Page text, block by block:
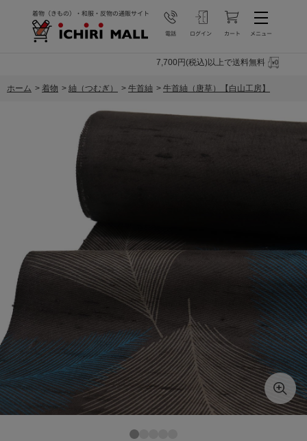
7,700円(税込)以上で送料無料
ホーム > 着物 > 紬（つむぎ） > 牛首紬 > 牛首紬（唐草）【白山工房】